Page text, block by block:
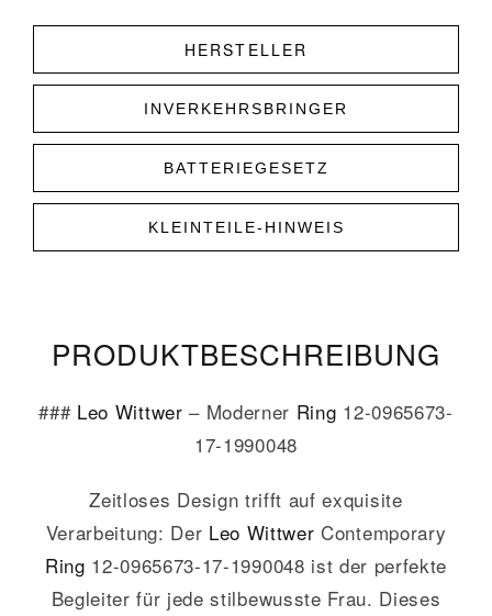
HERSTELLER
INVERKEHRSBRINGER
BATTERIEGESETZ
KLEINTEILE-HINWEIS
PRODUKT­­BESCHREIBUNG
### Leo Wittwer – Moderner Ring 12-0965673-
17-1990048
Zeitloses Design trifft auf exquisite
Verarbeitung: Der Leo Wittwer Contemporary
Ring 12-0965673-17-1990048 ist der perfekte
Begleiter für jede stilbewusste Frau. Dieses